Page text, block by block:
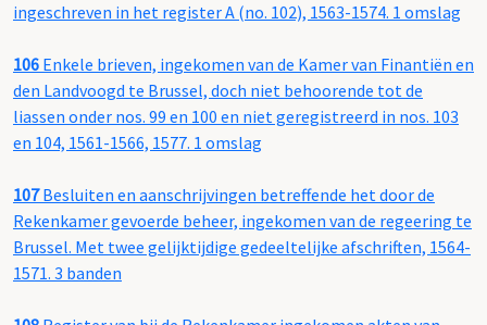
ingeschreven in het register A (no. 102), 1563-1574. 1 omslag
106 Enkele brieven, ingekomen van de Kamer van Finantiën en
den Landvoogd te Brussel, doch niet behoorende tot de
liassen onder nos. 99 en 100 en niet geregistreerd in nos. 103
en 104, 1561-1566, 1577. 1 omslag
107Besluiten en aanschrijvingen betreffende het door de
Rekenkamer gevoerde beheer, ingekomen van de regeering te
Brussel. Met twee gelijktijdige gedeeltelijke afschriften, 1564-
1571. 3 banden